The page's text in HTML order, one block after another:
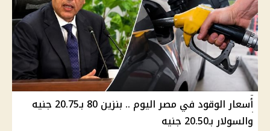
أسعار الوقود في مصر اليوم .. بنزين 80 بـ20.75 جنيه
والسولار بـ20.50 جنيه